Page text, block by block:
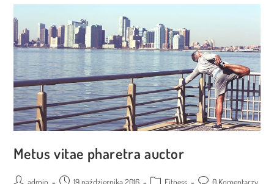
Metus vitae pharetra auctor
Post admin
Post 19 października 2016
Post Fitness
Post 0 Komentarzy